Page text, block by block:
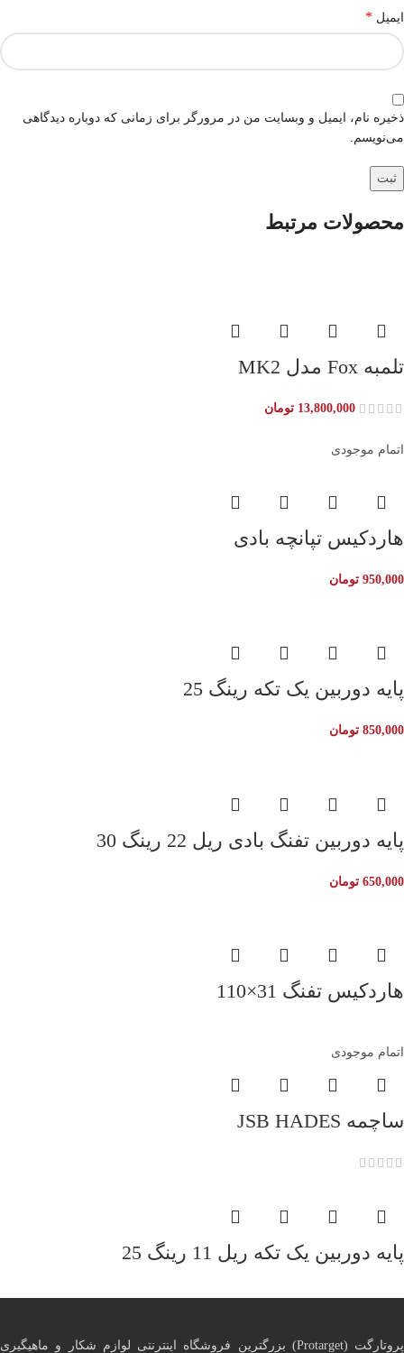
ایمیل *
ذخیره نام، ایمیل و وبسایت من در مرورگر برای زمانی که دوباره دیدگاهی
می‌نویسم.
محصولات مرتبط
تلمبه Fox مدل MK2
13,800,000 تومان
اتمام موجودی
هاردکیس تپانچه بادی
950,000 تومان
پایه دوربین یک تکه رینگ 25
850,000 تومان
پایه دوربین تفنگ بادی ریل 22 رینگ 30
650,000 تومان
هاردکیس تفنگ 31×110
اتمام موجودی
ساچمه JSB HADES
پایه دوربین یک تکه ریل 11 رینگ 25
پروتارگت (Protarget) بزرگترین فروشگاه اینترنتی لوازم شکار و ماهیگیری